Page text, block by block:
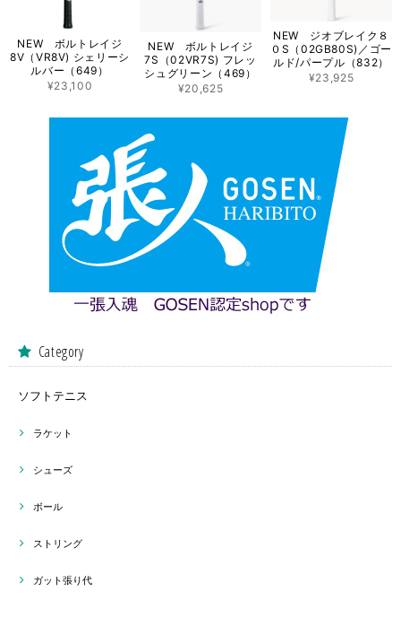
NEW ボルトレイジ
8V（VR8V) シェリーシ
ルバー（649）
¥23,100
NEW ボルトレイジ
7S（02VR7S) フレッ
シュグリーン（469）
¥20,625
NEW ジオブレイク８
０S（02GB80S)／ゴー
ルド/パープル（832）
¥23,925
Category
ソフトテニス
ラケット
シューズ
ボール
ストリング
ガット張り代